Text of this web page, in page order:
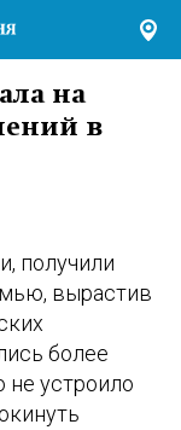
на
в
получили
вырастив
более
не устроило